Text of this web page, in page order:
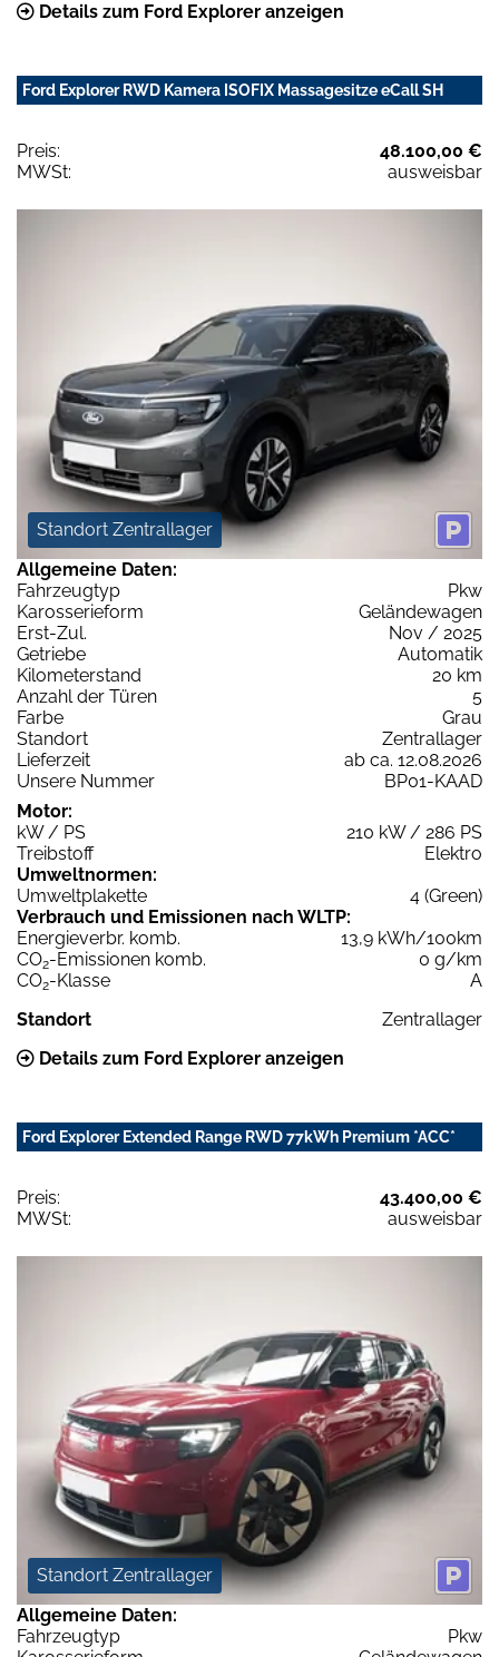
Details zum Ford Explorer anzeigen
Ford Explorer RWD Kamera ISOFIX Massagesitze eCall SH
Preis:
48.100,00 €
MWSt:
ausweisbar
Standort Zentrallager
Allgemeine Daten:
Fahrzeugtyp
Pkw
Karosserieform
Geländewagen
Erst-Zul.
Nov / 2025
Getriebe
Automatik
Kilometerstand
20 km
Anzahl der Türen
5
Farbe
Grau
Standort
Zentrallager
Lieferzeit
ab ca. 12.08.2026
Unsere Nummer
BP01-KAAD
Motor:
kW / PS
210 kW / 286 PS
Treibstoff
Elektro
Umweltnormen:
Umweltplakette
4 (Green)
Verbrauch und Emissionen nach WLTP:
Energieverbr. komb.
13,9 kWh/100km
CO2-Emissionen komb.
0 g/km
CO2-Klasse
A
Standort
Zentrallager
Details zum Ford Explorer anzeigen
Ford Explorer Extended Range RWD 77kWh Premium *ACC*
Preis:
43.400,00 €
MWSt:
ausweisbar
Standort Zentrallager
Allgemeine Daten:
Fahrzeugtyp
Pkw